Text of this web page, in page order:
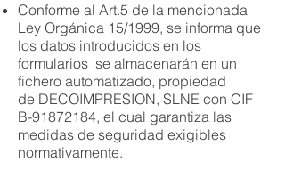
Conforme al Art.5 de la mencionada
Ley Orgánica 15/1999, se informa que
los datos introducidos en los
formularios se almacenarán en un
fichero automatizado, propiedad
de DECOIMPRESION, SLNE con CIF
B-91872184, el cual garantiza las
medidas de seguridad exigibles
normativamente.